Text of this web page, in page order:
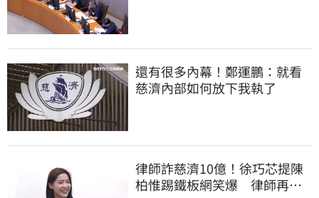
還有很多內幕！鄭運鵬：就看
慈濟內部如何放下我執了
律師詐慈濟10億！徐巧芯提陳
柏惟踢鐵板網笑爆 律師再曬1